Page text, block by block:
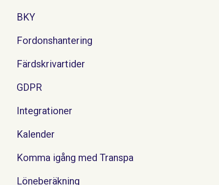
BKY
Fordonshantering
Färdskrivartider
GDPR
Integrationer
Kalender
Komma igång med Transpa
Löneberäkning